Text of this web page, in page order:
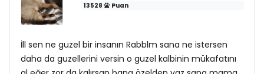
13528 Puan
İll sen ne guzel bir insanın Rabblm sana ne istersen
daha da guzellerini versin o guzel kalbinin mükafatını